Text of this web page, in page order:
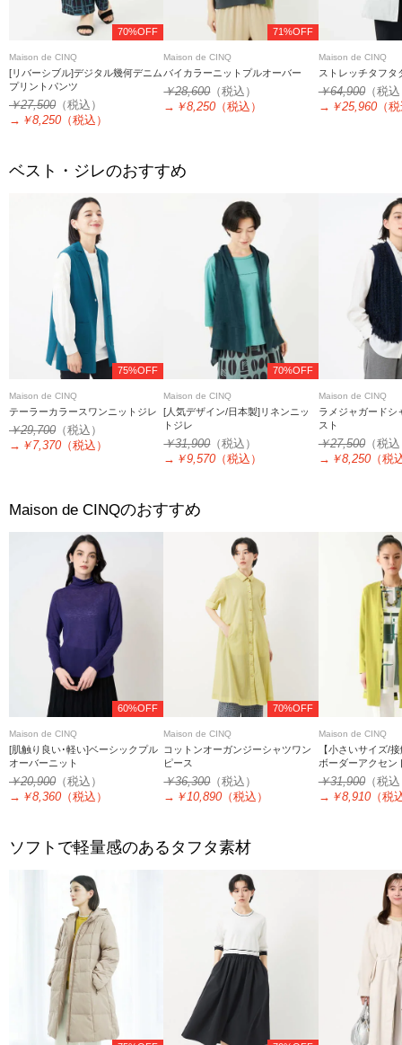
70%OFF
Maison de CINQ
[リバーシブル]デジタル幾何デニム
プリントパンツ
￥27,500 （税込）
→ ￥8,250 （税込）
71%OFF
Maison de CINQ
バイカラーニットプルオーバー
￥28,600（税込）
→ ￥8,250 （税込）
Maison de CINQ
ストレッチタフタ
￥64,900（税
→ ￥25,960（
ベスト・ジレのおすすめ
75%OFF
Maison de CINQ
テーラーカラースワンニットジレ
￥29,700 （税込）
→ ￥7,370 （税込）
70%OFF
Maison de CINQ
[人気デザイン/日本製]リネンニッ
トジレ
￥31,900（税込）
→ ￥9,570 （税込）
Maison de CINQ
ラメジャガードシ
スト
￥27,500（税
→ ￥8,250（税
Maison de CINQのおすすめ
60%OFF
Maison de CINQ
[肌触り良い･軽い]ベーシックプル
オーバーニット
￥20,900 （税込）
→ ￥8,360 （税込）
70%OFF
Maison de CINQ
コットンオーガンジーシャツワン
ピース
￥36,300（税込）
→ ￥10,890 （税込）
Maison de CINQ
【小さいサイズ/
ボーダーアクセン
ィガン
￥31,900（税
→ ￥8,910（税
ソフトで軽量感のあるタフタ素材